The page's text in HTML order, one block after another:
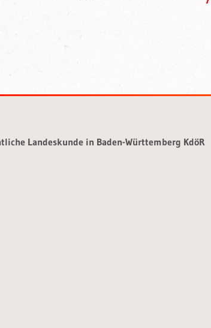
Landeskunde in Baden-Württemberg KdöR